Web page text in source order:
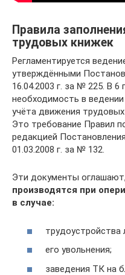
Правила
трудовых книжек
Регламентируется
утверждёнными
16.04.2003 г. за № 225. В
необходимость в
учёта движения
Это требование Правил
редакцией
01.03.2008 г. за № 132.
Эти документы
производятся при
в случае:
трудоустройства
его увольнения;
заведения ТК на